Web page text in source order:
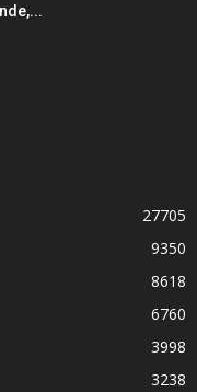
27705
9350
8618
6760
3998
3238